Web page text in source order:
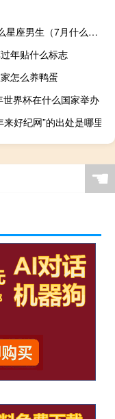
7月什么星座男生（7月什么星座）
年贴什么标志
怎么养鸭蛋
世界杯在什么国家举办
来好纪网”的出处是哪里
☚